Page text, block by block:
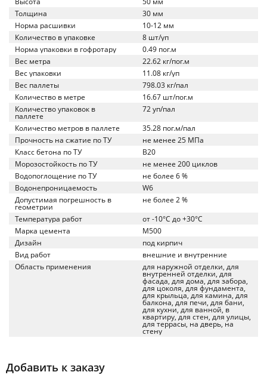
Толщина
30 мм
Норма расшивки
10-12 мм
Количество в упаковке
8 шт/уп
Норма упаковки в гофротару
0.49 пог.м
Вес метра
22.62 кг/пог.м
Вес упаковки
11.08 кг/уп
Вес паллеты
798.03 кг/пал
Количество в метре
16.67 шт/пог.м
Количество упаковок в
паллете
72 уп/пал
Количество метров в паллете
35.28 пог.м/пал
Прочность на сжатие по ТУ
не менее 25 МПа
Класс бетона по ТУ
B20
Морозостойкость по ТУ
не менее 200 циклов
Водопоглощение по ТУ
не более 6 %
Водонепроницаемость
W6
Допустимая погрешность в
геометрии
не более 2 %
Температура работ
от -10°C до +30°C
Марка цемента
M500
Дизайн
под кирпич
Вид работ
внешние и внутренние
Область применения
для наружной отделки, для
внутренней отделки, для
фасада, для дома, для забора,
для цоколя, для фундамента,
для крыльца, для камина, для
балкона, для печи, для бани,
для кухни, для ванной, в
квартиру, для стен, для улицы,
для террасы, на дверь, на
стену
Добавить к заказу